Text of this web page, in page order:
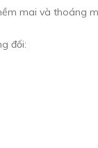
mai và thoáng
đối: